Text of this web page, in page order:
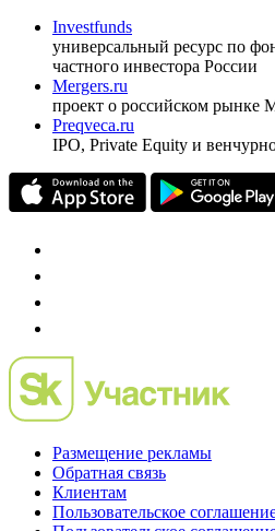
Investfunds
универсальный ресурс по
частного инвестора России
Mergers.ru
проект о российском рынке
Preqveca.ru
IPO, Private Equity и
Размещение рекламы
Обратная связь
Клиентам
Пользовательское